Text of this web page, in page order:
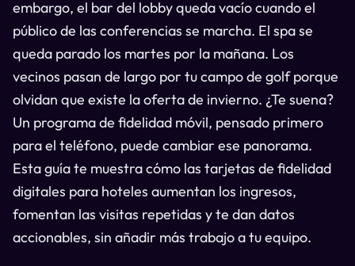
embargo, el bar del lobby queda vacío cuando el
público de las conferencias se marcha. El spa se
queda parado los martes por la mañana. Los
vecinos pasan de largo por tu campo de golf porque
olvidan que existe la oferta de invierno. ¿Te suena?
Un programa de fidelidad móvil, pensado primero
para el teléfono, puede cambiar ese panorama.
Esta guía te muestra cómo las tarjetas de fidelidad
digitales para hoteles aumentan los ingresos,
fomentan las visitas repetidas y te dan datos
accionables, sin añadir más trabajo a tu equipo.